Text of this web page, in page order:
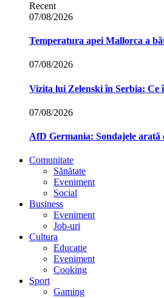
Recent
07/08/2026
Temperatura apei Mallorca a
07/08/2026
Vizita lui Zelenski în Serbia: Ce
07/08/2026
AfD Germania: Sondajele arată
Comunitate
Sănătate
Eveniment
Social
Business
Eveniment
Job-uri
Cultura
Educatie
Eveniment
Cooking
Sport
Gaming